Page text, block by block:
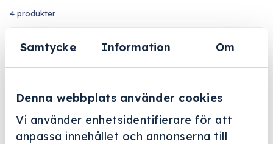
Samtycke Information Om
Denna webbplats använder cookies
Vi använder enhetsidentifierare för att
anpassa innehållet och annonserna till
4 produkter
Filter